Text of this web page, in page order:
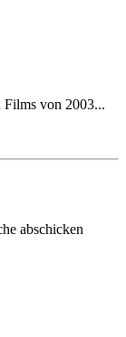
Films von 2003...
abschicken